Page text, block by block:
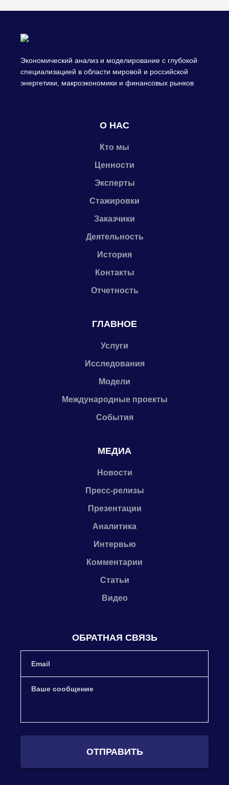
Экономический анализ и моделирование с глубокой
специализацией в области мировой и российской
энергетики, макроэкономики и финансовых рынков
О НАС
Кто мы
Ценности
Эксперты
Стажировки
Заказчики
Деятельность
История
Контакты
Отчетность
ГЛАВНОЕ
Услуги
Исследования
Модели
Международные проекты
События
МЕДИА
Новости
Пресс-релизы
Презентации
Аналитика
Интервью
Комментарии
Статьи
Видео
ОБРАТНАЯ СВЯЗЬ
ОТПРАВИТЬ